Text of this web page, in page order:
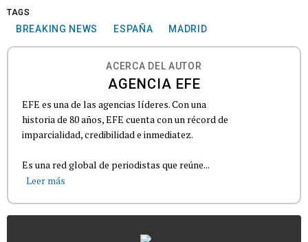
TAGS
BREAKING NEWS ESPAÑA MADRID
ACERCA DEL AUTOR
AGENCIA EFE
EFE es una de las agencias líderes. Con una
historia de 80 años, EFE cuenta con un récord de
imparcialidad, credibilidad e inmediatez.
Es una red global de periodistas que reúne...
Leer más